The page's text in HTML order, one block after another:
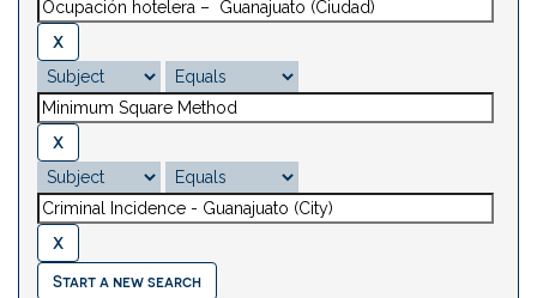
Start a new search